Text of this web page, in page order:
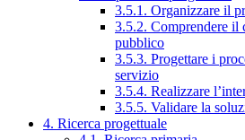
3.5.1. Organizzare il
3.5.2. Comprendere il
pubblico
3.5.3. Progettare i
servizio
3.5.4. Realizzare
3.5.5. Validare la
4. Ricerca progettuale